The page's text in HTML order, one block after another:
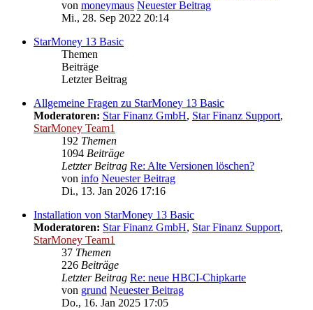
von moneymaus Neuester Beitrag
Mi., 28. Sep 2022 20:14
StarMoney 13 Basic
Themen
Beiträge
Letzter Beitrag
Allgemeine Fragen zu StarMoney 13 Basic
Moderatoren: Star Finanz GmbH, Star Finanz Support,
StarMoney Team1
192 Themen
1094 Beiträge
Letzter Beitrag Re: Alte Versionen löschen?
von info Neuester Beitrag
Di., 13. Jan 2026 17:16
Installation von StarMoney 13 Basic
Moderatoren: Star Finanz GmbH, Star Finanz Support,
StarMoney Team1
37 Themen
226 Beiträge
Letzter Beitrag Re: neue HBCI-Chipkarte
von grund Neuester Beitrag
Do., 16. Jan 2025 17:05